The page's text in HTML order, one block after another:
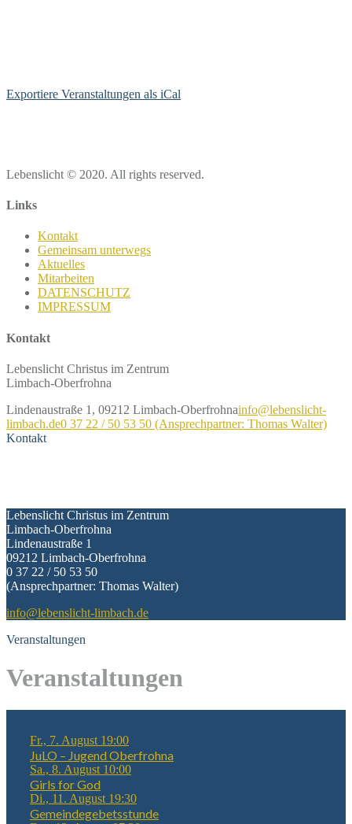
Exportiere Veranstaltungen als iCal
Lebenslicht © 2020. All rights reserved.
Links
Kontakt
Gemeinsam unterwegs
Aktuelles
Mitarbeiten
DATENSCHUTZ
IMPRESSUM
Kontakt
Lebenslicht Christus im Zentrum
Limbach-Oberfrohna
Lindenaustraße 1, 09212 Limbach-Oberfrohnainfo@lebenslicht-
limbach.de0 37 22 / 50 53 50 (Ansprechpartner: Thomas Walter)
Kontakt
Lebenslicht Christus im Zentrum
Limbach-Oberfrohna
Lindenaustraße 1
09212 Limbach-Oberfrohna
0 37 22 / 50 53 50
(Ansprechpartner: Thomas Walter)
info@lebenslicht-limbach.de
Veranstaltungen
Veranstaltungen
Fr., 7. August 19:00
JuLO – Jugend Oberfrohna
Sa., 8. August 10:00
Girls for God
Di., 11. August 19:30
Gemeindegebetsstunde